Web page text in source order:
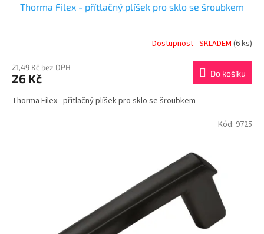
Thorma Filex - přítlačný plíšek pro sklo se šroubkem
Dostupnost - SKLADEM (6 ks)
21,49 Kč bez DPH
26 Kč Do košíku
Thorma Filex - přítlačný plíšek pro sklo se šroubkem
Kód: 9725